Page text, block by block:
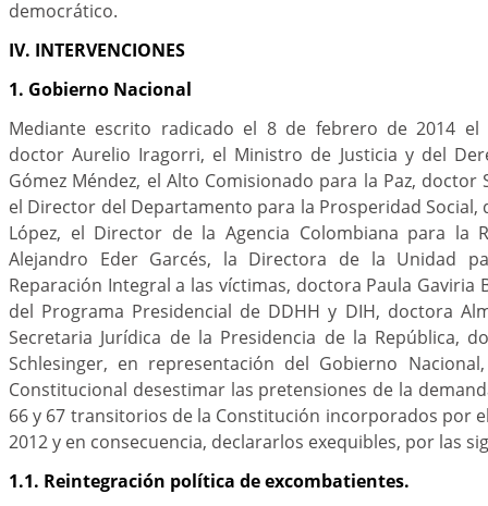
democrático.
IV. INTERVENCIONES
1. Gobierno Nacional
Mediante escrito radicado el 8 de febrero de 2014
doctor Aurelio Iragorri, el Ministro de Justicia y del
Gómez Méndez, el Alto Comisionado para la Paz, doctor
el Director del Departamento para la Prosperidad Social,
López, el Director de la Agencia Colombiana para la
Alejandro Eder Garcés, la Directora de la Unidad
Reparación Integral a las víctimas, doctora Paula Gaviria
del Programa Presidencial de DDHH y DIH, doctora
Secretaria Jurídica de la Presidencia de la República,
Schlesinger, en representación del Gobierno
Constitucional desestimar las pretensiones de la
66 y 67 transitorios de la Constitución incorporados por
2012 y en consecuencia, declararlos exequibles, por las
1.1. Reintegración política de excombatientes.